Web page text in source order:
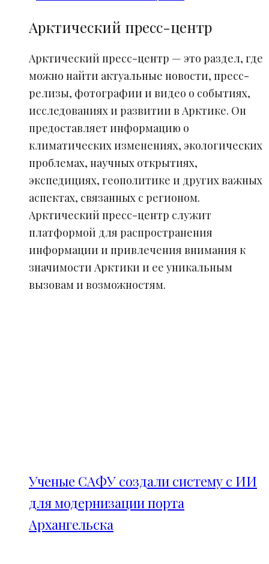
Арктический пресс-центр
Арктический пресс-центр — это раздел, где
можно найти актуальные новости, пресс-
релизы, фотографии и видео о событиях,
исследованиях и развитии в Арктике. Он
предоставляет информацию о
климатических изменениях, экологических
проблемах, научных открытиях,
экспедициях, геополитике и других важных
аспектах, связанных с регионом.
Арктический пресс-центр служит
платформой для распространения
информации и привлечения внимания к
значимости Арктики и ее уникальным
вызовам и возможностям.
Ученые САФУ создали систему с ИИ
для модернизации порта
Архангельска